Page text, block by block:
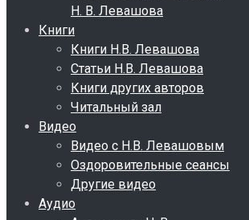
Н. В. Левашова
Книги
Книги Н.В. Левашова
Статьи Н.В. Левашова
Книги других авторов
Читальный зал
Видео
Видео с Н.В. Левашовым
Оздоровительные сеансы
Другие видео
Аудио